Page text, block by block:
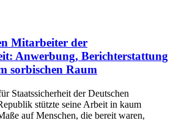
Mitarbeiter der
Anwerbung, Berichterstattung
sorbischen Raum
Staatssicherheit der Deutschen
stützte seine Arbeit in kaum
auf Menschen, die bereit waren,